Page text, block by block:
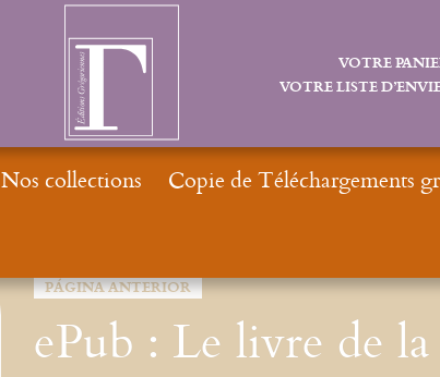
PÁGINA ANTERIOR
ePub : Le livre de
VOTRE
VOTRE LISTE
Nos collections Copie de Téléchargements